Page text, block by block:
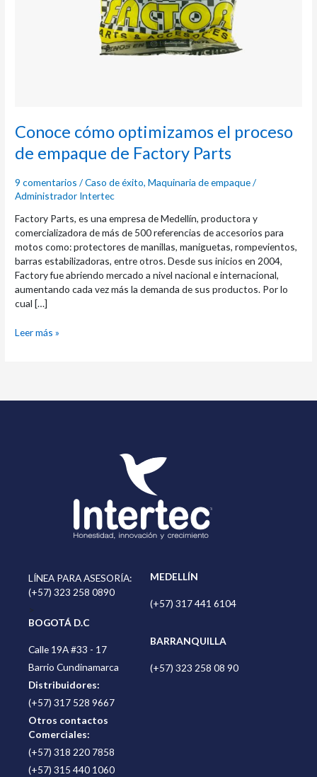
Conoce cómo optimizamos el proceso
de empaque de Factory Parts
9 comentarios /Caso de éxito,Maquinaria de empaque/
Administrador Intertec
Factory Parts, es una empresa de Medellín, productora y
comercializadora de más de 500 referencias de accesorios para
motos como: protectores de manillas, maniguetas, rompevientos,
barras estabilizadoras, entre otros. Desde sus inicios en 2004,
Factory fue abriendo mercado a nivel nacional e internacional,
aumentando cada vez más la demanda de sus productos. Por lo
cual […]
Leer más »
LÍNEA PARA ASESORÍA:
(+57) 323 258 0890
>
BOGOTÁ D.C
Calle 19A #33 - 17
Barrio Cundinamarca
Distribuidores:
(+57) 317 528 9667
Otros contactos
Comerciales:
(+57) 318 220 7858
(+57) 315 440 1060
MEDELLÍN
(+57) 317 441 6104
BARRANQUILLA
(+57) 323 258 08 90